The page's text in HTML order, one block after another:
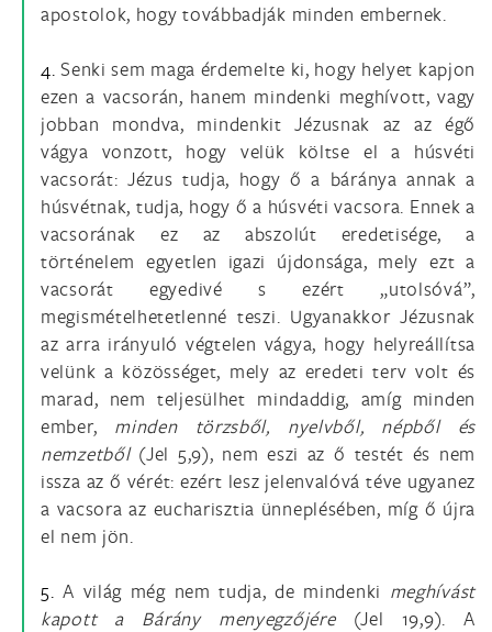
apostolok, hogy továbbadják minden embernek.
4. Senki sem maga érdemelte ki, hogy helyet kapjon
ezen a vacsorán, hanem mindenki meghívott, vagy
jobban mondva, mindenkit Jézusnak az az égő
vágya vonzott, hogy velük költse el a húsvéti
vacsorát: Jézus tudja, hogy ő a báránya annak a
húsvétnak, tudja, hogy ő a húsvéti vacsora. Ennek a
vacsorának ez az abszolút eredetisége, a
történelem egyetlen igazi újdonsága, mely ezt a
vacsorát egyedivé s ezért „utolsóvá”,
megismételhetetlenné teszi. Ugyanakkor Jézusnak
az arra irányuló végtelen vágya, hogy helyreállítsa
velünk a közösséget, mely az eredeti terv volt és
marad, nem teljesülhet mindaddig, amíg minden
ember, minden törzsből, nyelvből, népből és
nemzetből (Jel 5,9), nem eszi az ő testét és nem
issza az ő vérét: ezért lesz jelenvalóvá téve ugyanez
a vacsora az eucharisztia ünneplésében, míg ő újra
el nem jön.
5. A világ még nem tudja, de mindenki meghívást
kapott a Bárány menyegzőjére (Jel 19,9). A